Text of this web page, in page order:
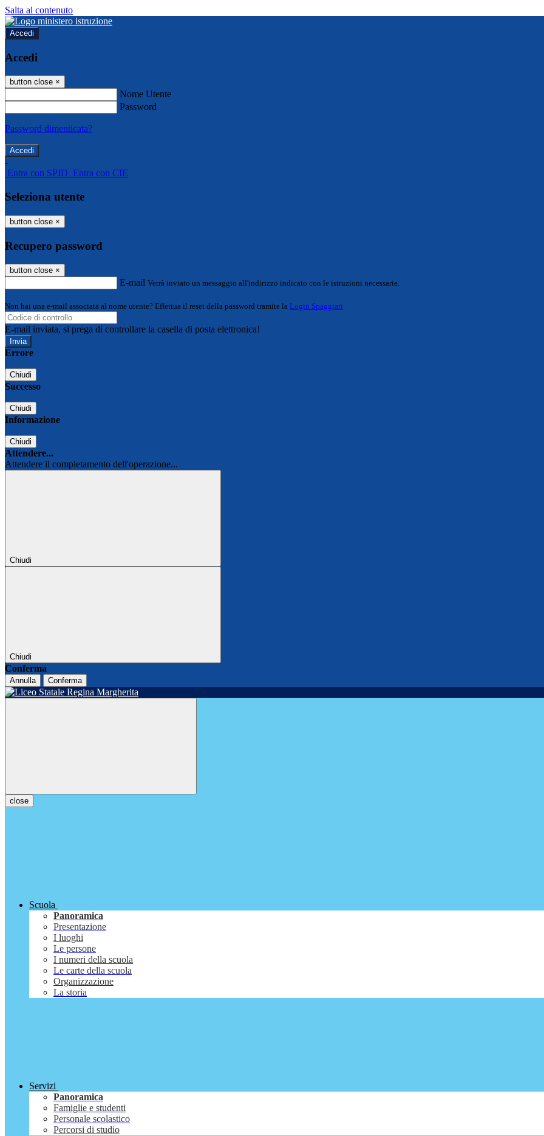
Salta al contenuto
Accedi
Accedi
button close ×
Nome Utente
Password
Password dimenticata?
-
Entra con SPID Entra con CIE
Seleziona utente
button close ×
Recupero password
button close ×
E-mail Verrà inviato un messaggio all'indirizzo indicato con le istruzioni necessarie.
Non hai una e-mail associata al nome utente? Effettua il reset della password tramite la Login Spaggiari
E-mail inviata, si prega di controllare la casella di posta elettronica!
Errore
Chiudi
Successo
Chiudi
Informazione
Chiudi
Attendere...
Attendere il completamento dell'operazione...
Chiudi
Chiudi
Conferma
Annulla Conferma
close
Scuola
Panoramica
Presentazione
I luoghi
Le persone
I numeri della scuola
Le carte della scuola
Organizzazione
La storia
Servizi
Panoramica
Famiglie e studenti
Personale scolastico
Percorsi di studio